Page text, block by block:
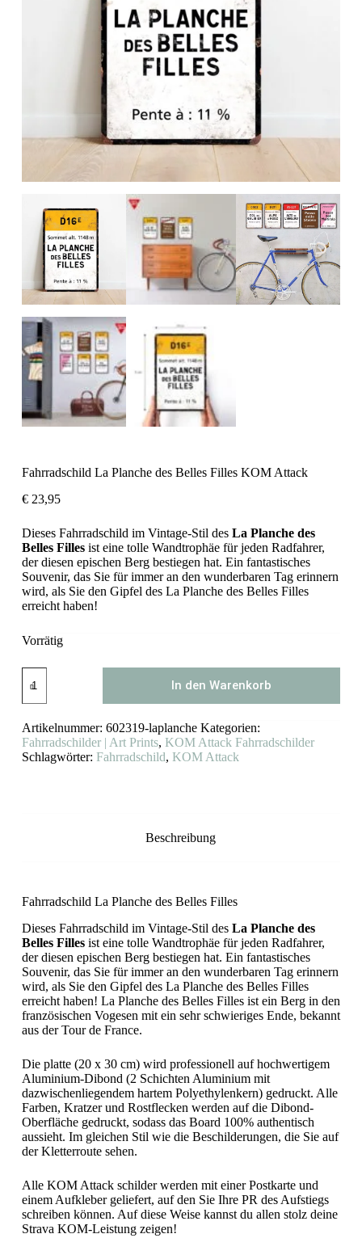
Fahrradschild La Planche des Belles Filles KOM Attack
€23,95
Dieses Fahrradschild im Vintage-Stil des La Planche des
Belles Fillesist eine tolle Wandtrophäe für jeden Radfahrer,
der diesen epischen Berg bestiegen hat. Ein fantastisches
Souvenir, das Sie für immer an den wunderbaren Tag erinnern
wird, als Sie den Gipfel des La Planche des Belles Filles
erreicht haben!
Vorrätig
La
Planche
Belles
Filles
KOM
In den Warenkorb
Artikelnummer: 602319-laplanche Kategorien:
Fahrradschilder | Art Prints, KOM Attack Fahrradschilder
Schlagwörter: Fahrradschild, KOM Attack
Beschreibung
Fahrradschild La Planche des Belles Filles
Dieses Fahrradschild im Vintage-Stil des La Planche des
Belles Fillesist eine tolle Wandtrophäe für jeden Radfahrer,
der diesen epischen Berg bestiegen hat. Ein fantastisches
Souvenir, das Sie für immer an den wunderbaren Tag erinnern
wird, als Sie den Gipfel des La Planche des Belles Filles
erreicht haben! La Planche des Belles Filles ist ein Berg in den
französischen Vogesen mit ein sehr schwieriges Ende, bekannt
aus der Tour de France.
Die platte (20 x 30 cm) wird professionell auf hochwertigem
Aluminium-Dibond (2 Schichten Aluminium mit
dazwischenliegendem hartem Polyethylenkern) gedruckt. Alle
Farben, Kratzer und Rostflecken werden auf die Dibond-
Oberfläche gedruckt, sodass das Board 100% authentisch
aussieht. Im gleichen Stil wie die Beschilderungen, die Sie auf
der Kletterroute sehen.
Alle KOM Attack schilder werden mit einer Postkarte und
einem Aufkleber geliefert, auf den Sie Ihre PR des Aufstiegs
schreiben können. Auf diese Weise kannst du allen stolz deine
Strava KOM-Leistung zeigen!